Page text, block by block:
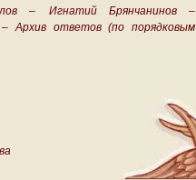
–
Игнатий Брянчанинов –
Архив ответов (по порядковым